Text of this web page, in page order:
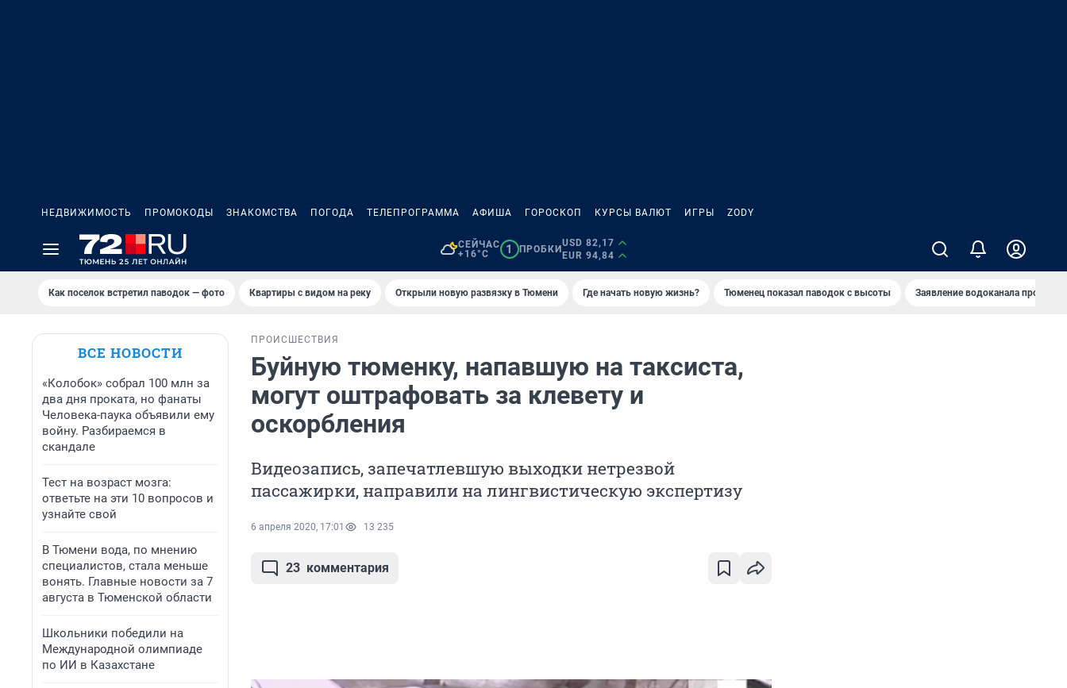
НЕДВИЖИМОСТЬ ПРОМОКОДЫ ЗНАКОМСТВА ПОГОДА ТЕЛЕПРОГРАММА АФИША ГОРОСКОП КУРСЫ ВАЛЮТ ИГРЫ ZODY
СЕЙЧАС
+16°C
1 ПРОБКИ
USD 82,17
EUR 94,84
Как поселок встретил паводок — фото Квартиры с видом на реку Открыли новую развязку в Тюмени Где начать новую жизнь? Тюменец показал паводок с высоты Заявление водоканала про
ВСЕ НОВОСТИ
«Колобок» собрал 100 млн за
два дня проката, но фанаты
Человека-паука объявили ему
войну. Разбираемся в
скандале
Тест на возраст мозга:
ответьте на эти 10 вопросов и
узнайте свой
В Тюмени вода, по мнению
специалистов, стала меньше
вонять. Главные новости за 7
августа в Тюменской области
Школьники победили на
Международной олимпиаде
по ИИ в Казахстане
ПРОИСШЕСТВИЯ
Буйную тюменку, напавшую на таксиста,
могут оштрафовать за клевету и
оскорбления
Видеозапись, запечатлевшую выходки нетрезвой
пассажирки, направили на лингвистическую экспертизу
6 апреля 2020, 17:01 13 235
23 комментария